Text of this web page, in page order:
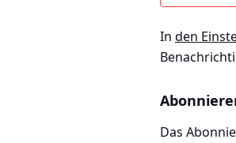
In den
Das